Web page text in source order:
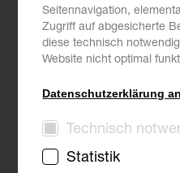
Vorgeschichte / Anlass
Notification
Argumentation/
Consequences of late
Civil Law
Seitennavigation,
Zugriff auf abgesicherte
diese technisch
Website nicht optimal
Datenschutzerklärung
Technisch
Statistik